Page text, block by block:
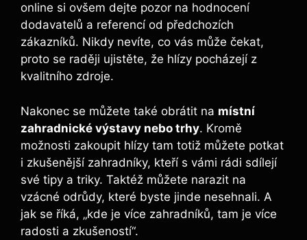
online si ovšem dejte pozor na hodnocení
dodavatelů a referencí od předchozích
zákazníků. Nikdy nevíte, co vás může čekat,
proto se raději ujistěte, že hlízy pocházejí z
kvalitního zdroje.
Nakonec se můžete také obrátit na místní
zahradnické výstavy nebo trhy. Kromě
možnosti zakoupit hlízy tam totiž můžete potkat
i zkušenější zahradníky, kteří s vámi rádi sdílejí
své tipy a triky. Taktéž můžete narazit na
vzácné odrůdy, které byste jinde nesehnali. A
jak se říká, „kde je více zahradníků, tam je více
radosti a zkušeností“.